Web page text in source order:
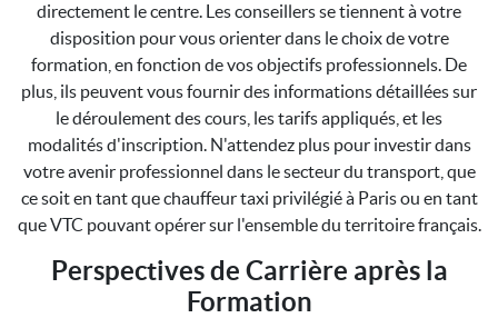
directement le centre. Les conseillers se tiennent à votre
disposition pour vous orienter dans le choix de votre
formation, en fonction de vos objectifs professionnels. De
plus, ils peuvent vous fournir des informations détaillées sur
le déroulement des cours, les tarifs appliqués, et les
modalités d'inscription. N'attendez plus pour investir dans
votre avenir professionnel dans le secteur du transport, que
ce soit en tant que chauffeur taxi privilégié à Paris ou en tant
que VTC pouvant opérer sur l'ensemble du territoire français.
Perspectives de Carrière après la
Formation